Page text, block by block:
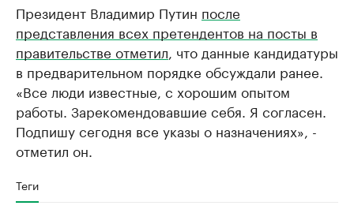
Президент Владимир Путин после
представления всех претендентов на посты в
правительстве отметил , что данные кандидатуры
в предварительном порядке обсуждали ранее.
«Все люди известные, с хорошим опытом
работы. Зарекомендовавшие себя. Я согласен.
Подпишу сегодня все указы о назначениях», -
отметил он.
Теги